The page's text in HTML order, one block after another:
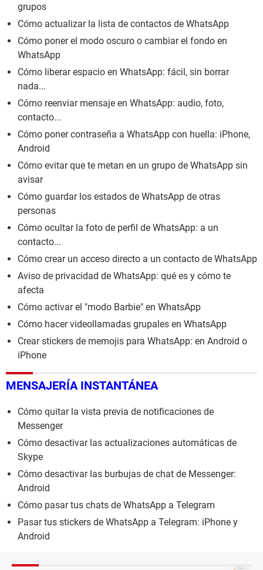
grupos
Cómo actualizar la lista de contactos de WhatsApp
Cómo poner el modo oscuro o cambiar el fondo en
WhatsApp
Cómo liberar espacio en WhatsApp: fácil, sin borrar
nada...
Cómo reenviar mensaje en WhatsApp: audio, foto,
contacto...
Cómo poner contraseña a WhatsApp con huella: iPhone,
Android
Cómo evitar que te metan en un grupo de WhatsApp sin
avisar
Cómo guardar los estados de WhatsApp de otras
personas
Cómo ocultar la foto de perfil de WhatsApp: a un
contacto...
Cómo crear un acceso directo a un contacto de WhatsApp
Aviso de privacidad de WhatsApp: qué es y cómo te
afecta
Cómo activar el "modo Barbie" en WhatsApp
Cómo hacer videollamadas grupales en WhatsApp
Crear stickers de memojis para WhatsApp: en Android o
iPhone
MENSAJERÍA INSTANTÁNEA
Cómo quitar la vista previa de notificaciones de
Messenger
Cómo desactivar las actualizaciones automáticas de
Skype
Cómo desactivar las burbujas de chat de Messenger:
Android
Cómo pasar tus chats de WhatsApp a Telegram
Pasar tus stickers de WhatsApp a Telegram: iPhone y
Android